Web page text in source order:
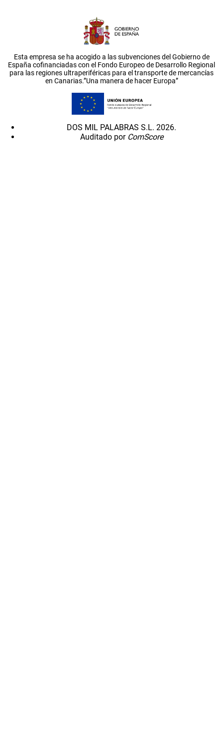
Esta empresa se ha acogido a las subvenciones del Gobierno de
España cofinanciadas con el Fondo Europeo de Desarrollo Regional
para las regiones ultraperiféricas para el transporte de mercancías
en Canarias.”Una manera de hacer Europa”
DOS MIL PALABRAS S.L. 2026.
Auditado por ComScore